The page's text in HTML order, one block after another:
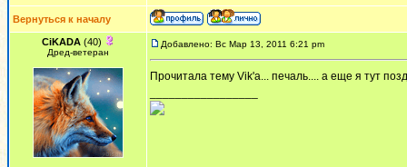
Вернуться к началу
CiKADA (40)
Дред-ветеран
Добавлено: Вс Мар 13, 2011 6:21 pm
Прочитала тему Vik'a... печаль.... а еще я тут